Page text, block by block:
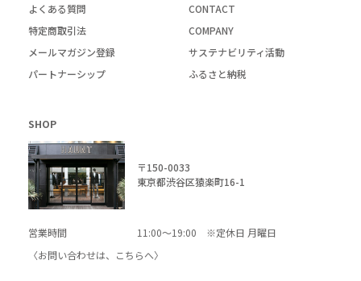
よくある質問
CONTACT
特定商取引法
COMPANY
メールマガジン登録
サステナビリティ活動
パートナーシップ
ふるさと納税
SHOP
〒150-0033
東京都渋谷区猿楽町16-1
営業時間
11:00～19:00 ※定休日 月曜日
〈お問い合わせは、
こちらへ〉